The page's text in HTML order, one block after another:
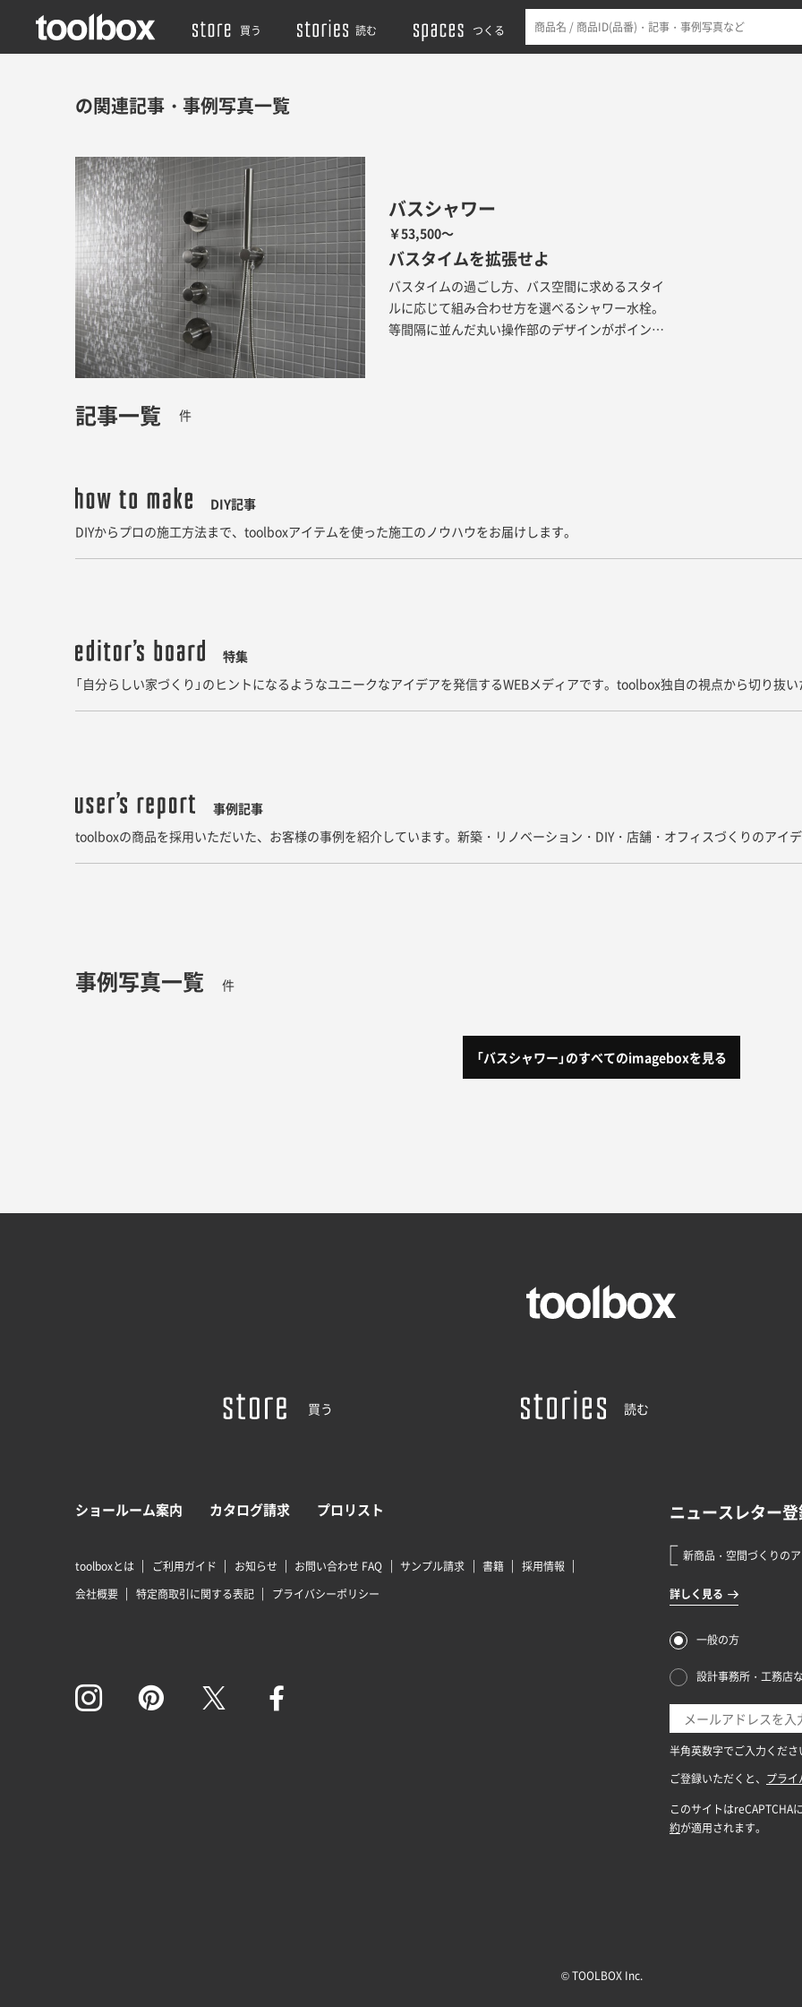
買う 読む つくる
の関連記事・事例写真一覧
バスシャワー
￥53,500～
バスタイムを拡張せよ
バスタイムの過ごし方、バス空間に求めるスタイ
ルに応じて組み合わせ方を選べるシャワー水栓。
等間隔に並んだ丸い操作部のデザインがポイント
記事一覧 件
DIY記事
DIYからプロの施工方法まで、toolboxアイテムを使った施工のノウハウをお届けします。
特集
「自分らしい家づくり」のヒントになるようなユニークなアイデアを発信するWEBメディアです。toolbox独自の視点から切り抜
事例記事
toolboxの商品を採用いただいた、お客様の事例を紹介しています。新築・リノベーション・DIY・店舗・オフィスづくりのアイ
事例写真一覧 件
「バスシャワー」 のすべてのimageboxを見る
買う 読む
ショールーム案内 カタログ請求 プロリスト
toolboxとは ご利用ガイド お知らせ お問い合わせ FAQ サンプル請求 書籍
採用情報
会社概要
特定商取引に関する表記 プライバシーポリシー
© TOOLBOX Inc.